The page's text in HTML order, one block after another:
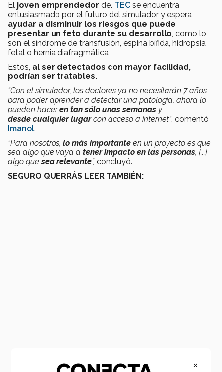
El joven emprendedor del TEC se encuentra
entusiasmado por el futuro del simulador y espera
ayudar a disminuir los riesgos que puede
presentar un feto durante su desarrollo, como lo
son el síndrome de transfusión, espina bífida, hidropsia
fetal o hernia diafragmática
Estos, al ser detectados con mayor facilidad,
podrían ser tratables.
“Con el simulador, los doctores ya no necesitarán 7 años
para poder aprender a detectar una patología, ahora lo
pueden haceren tan sólo unas semanas y
desde cualquier lugarcon acceso a internet”, comentó
Imanol.
“Para nosotros, lo más importante en un proyecto es que
sea algo que vaya a tener impacto en las personas, [...]
algo quesea relevante”, concluyó.
SEGURO QUERRÁS LEER TAMBIÉN:
×